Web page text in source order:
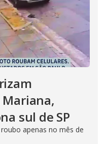
sul de SP
apenas no mês de